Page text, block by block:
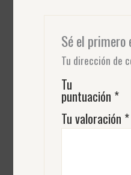
Sé el primero
Tu dirección de
Tu
puntuación *
Tu valoración *